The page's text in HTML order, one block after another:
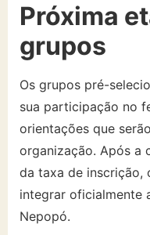
Próxima
grupos
Os grupos pré-
sua participação no
orientações que
organização. Após a
da taxa de inscrição,
integrar oficialmente
Nepopó.